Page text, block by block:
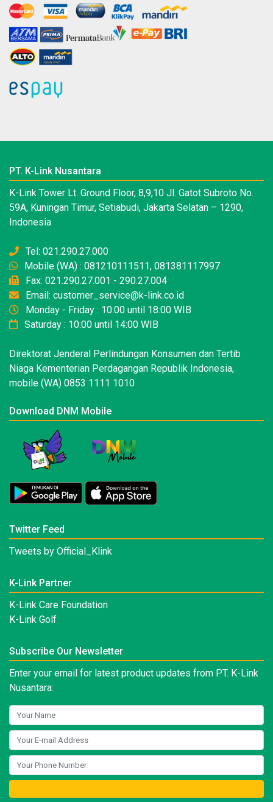
PT. K-Link Nusantara
K-Link Tower Lt. Ground Floor, 8,9,10 Jl. Gatot Subroto No.
59A, Kuningan Timur, Setiabudi, Jakarta Selatan – 1290,
Indonesia
Tel: 021.290.27.000
Mobile (WA) : 081210111511, 081381117997
Fax: 021.290.27.001 - 290.27.004
Email: customer_service@k-link.co.id
Monday - Friday : 10:00 until 18:00 WIB
Saturday : 10:00 until 14:00 WIB
Direktorat Jenderal Perlindungan Konsumen dan Tertib
Niaga Kementerian Perdagangan Republik Indonesia,
mobile (WA) 0853 1111 1010
Download DNM Mobile
Twitter Feed
Tweets by Official_Klink
K-Link Partner
K-Link Care Foundation
K-Link Golf
Subscribe Our Newsletter
Enter your email for latest product updates from PT. K-Link
Nusantara: